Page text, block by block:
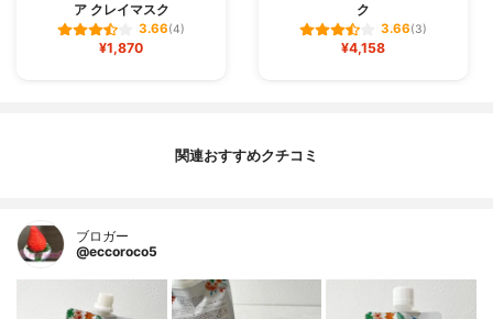
ア クレイマスク
3.66(4)
¥1,870
ク
3.66(3)
¥4,158
関連おすすめクチコミ
ブロガー
@eccoroco5